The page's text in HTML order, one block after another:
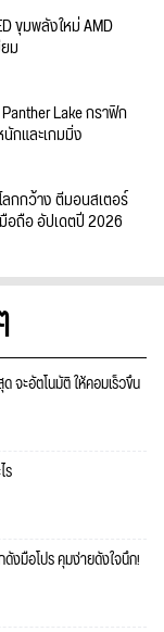
ขุมพลังใหม่ AMD
ม
Lake กราฟิก
กและเกมมิ่ง
ลกกว้าง ตีมอนสเตอร์
ถือ อัปเดตปี 2026
จะอัตโนมัติ ให้คอมเร็วขึ้น
ร
งมือโปร คุมง่ายดั่งใจนึก!